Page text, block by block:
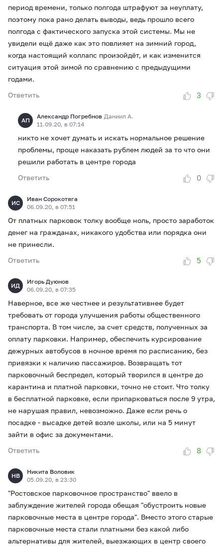
период времени, только полгода штрафуют за неуплату,
поэтому пока рано делать выводы, ведь прошло всего
полгода с фактического запуска этой системы. Мы не
увидели ещё даже как это повлияет на зимний город,
когда настоящий коллапс произойдёт, и как изменится
ситуация этой зимой по сравнению с предыдущими
годами.
Ответить
3
АП
Александр Погребнов Даниил А.
11.09.20, в 07:14
никто не хочет думать и искать нормальное решение
проблемы, проще наказать рублем людей за то что они
решили работать в центре города
Ответить
0
ИС
Иван Сорокотяга
06.09.20, в 07:51
От платных парковок толку вообще ноль, просто заработок
денег на гражданах, никакого удобства или порядка они
не принесли.
Ответить
5
ИД
Игорь Дуюнов
06.09.20, в 07:35
Наверное, все же честнее и результативнее будет
требовать от города улучшения работы общественного
транспорта. В том числе, за счет средств, полученных за
оплату парковки. Например, обеспечить курсирование
дежурных автобусов в ночное время по расписанию, без
привязки к наличию пассажиров. Возвращать тот
парковочный беспредел, который творился в центре до
карантина и платной парковки, точно не стоит. Что толку
в бесплатной парковке, если припарковаться после 9 утра,
не нарушая правил, невозможно. Даже если речь о
посадке - высадке детей возле школы, или на 5 минут
зайти в офис за документами.
Ответить
8
НВ
Никита Воловик
05.09.20, в 23:30
"Ростовское парковочное пространство" ввело в
заблуждение жителей города обещая "обустроить новые
парковочные места в центре города". Вместо этого старые
парковочные места стали платными без какой либо
альтернативы для жителей, выезжающих в центр своего